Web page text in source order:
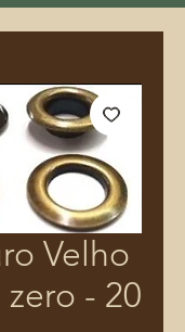
Velho
- 20